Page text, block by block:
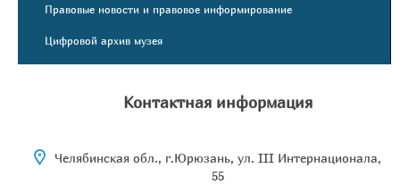
Правовые новости и правовое информирование
Цифровой архив музея
Контактная информация
Челябинская обл., г.Юрюзань, ул. III Интернационала,
55